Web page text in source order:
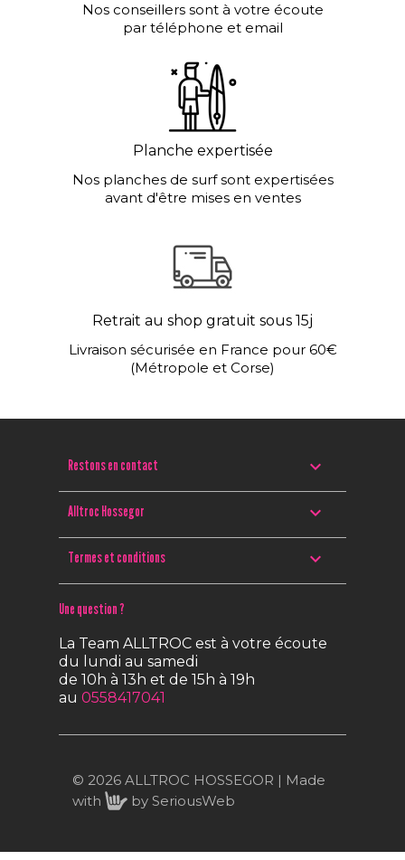
Nos conseillers sont à votre écoute
par téléphone et email
Planche expertisée
Nos planches de surf sont expertisées
avant d'être mises en ventes
Retrait au shop gratuit sous 15j
Livraison sécurisée en France pour 60€
(Métropole et Corse)
Restons en contact 
Alltroc Hossegor 
Termes et conditions 
Une question ?
La Team ALLTROC est à votre écoute
du lundi au samedi
de 10h à 13h et de 15h à 19h
au 0558417041
© 2026 ALLTROC HOSSEGOR | Made
with
by SeriousWeb